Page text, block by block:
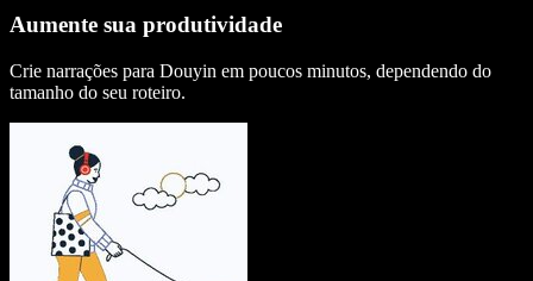
Aumente sua produtividade
Crie narrações para Douyin em poucos minutos, dependendo do
tamanho do seu roteiro.